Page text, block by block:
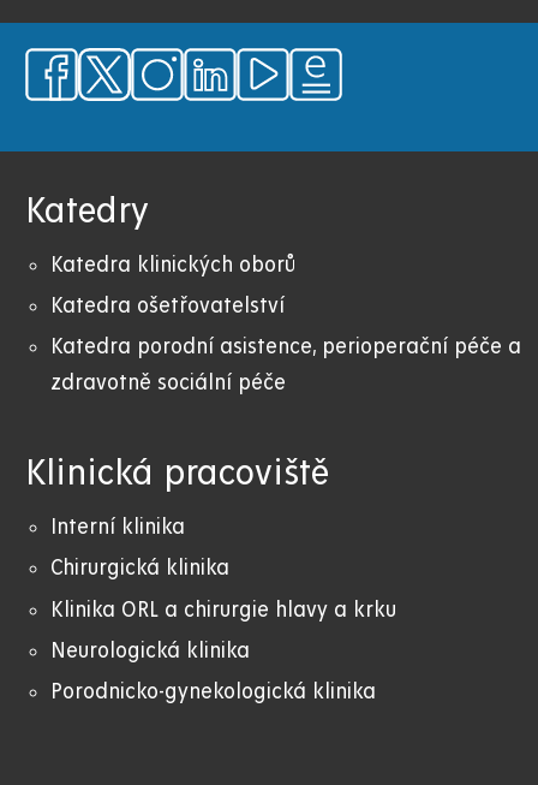
Katedry
Katedra klinických oborů
Katedra ošetřovatelství
Katedra porodní asistence, perioperační péče a
zdravotně sociální péče
Klinická pracoviště
Interní klinika
Chirurgická klinika
Klinika ORL a chirurgie hlavy a krku
Neurologická klinika
Porodnicko-gynekologická klinika